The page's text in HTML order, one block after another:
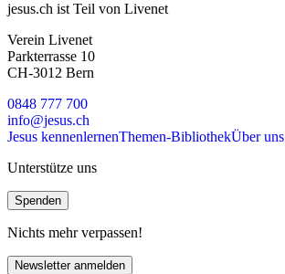
jesus.ch ist Teil von Livenet
Verein Livenet
Parkterrasse 10
CH-3012 Bern
0848 777 700
info@jesus.ch
Jesus kennenlernenThemen-BibliothekÜber uns
Unterstütze uns
Spenden
Nichts mehr verpassen!
Newsletter anmelden